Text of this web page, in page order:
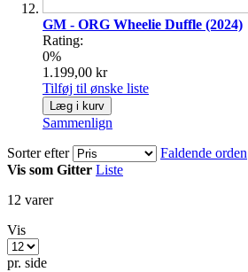
GM - ORG Wheelie Duffle (2024)
Rating:
0%
1.199,00 kr
Tilføj til ønske liste
Læg i kurv
Sammenlign
Sorter efter
Faldende orden
Vis som Gitter Liste
12 varer
Vis
pr. side